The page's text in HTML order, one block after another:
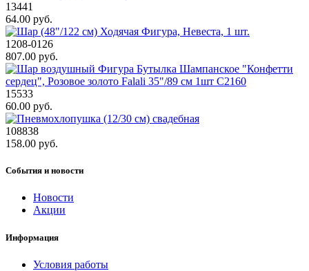
13441
64.00 руб.
1208-0126
807.00 руб.
15533
60.00 руб.
108838
158.00 руб.
События и новости
Новости
Акции
Информация
Условия работы